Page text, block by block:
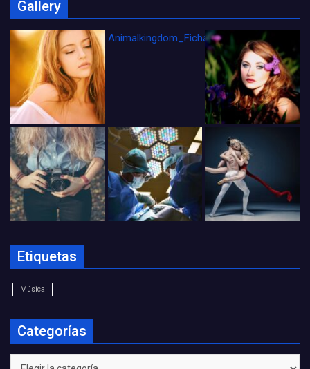
Gallery
Animalkingdom_FichaCine
Etiquetas
Música
Categorías
Categorías